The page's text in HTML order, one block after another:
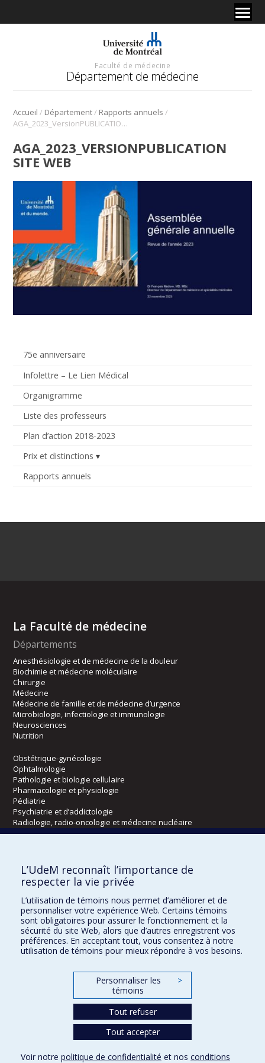
Faculté de médecine
Département de médecine
Accueil / Département/ Rapports annuels /
AGA_2023_VersionPUBLICATION SITE WEB
75e anniversaire
Infolettre – Le Lien Médical
Organigramme
Liste des professeurs
Plan d’action 2018-2023
Prix et distinctions
Rapports annuels
AGA_2023_VERSIONPUBLICATION
SITE WEB
La Faculté de médecine
Départements
Anesthésiologie et de médecine de la douleur
Biochimie et médecine moléculaire
Chirurgie
Médecine
Médecine de famille et de médecine d’urgence
Microbiologie, infectiologie et immunologie
Neurosciences
Nutrition
Obstétrique-gynécologie
Ophtalmologie
Pathologie et biologie cellulaire
Pharmacologie et physiologie
Pédiatrie
Psychiatrie et d’addictologie
Radiologie, radio-oncologie et médecine nucléaire
Kinésiologie et des sciences de l’activité physique
Orthophonie et audiologie
Réadaptation
Directions
DPC
CPASS
L’UdeM reconnaît l’importance de
respecter la vie privée
L’utilisation de témoins nous permet d’améliorer et de
personnaliser votre expérience Web. Certains témoins
sont obligatoires pour assurer le fonctionnement et la
sécurité du site Web, alors que d’autres enregistrent vos
préférences. En acceptant tout, vous consentez à notre
utilisation de témoins pour mieux répondre à vos besoins.
Personnaliser les
témoins
>
Tout refuser
Tout accepter
Voir notre politique de confidentialité et nos conditions